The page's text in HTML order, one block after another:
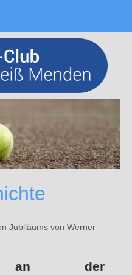
Jubiläums von Werner
an der